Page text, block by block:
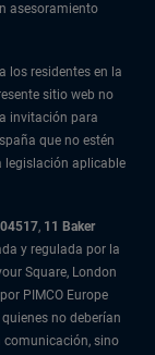
asesoramiento
los residentes en la
sitio web no
invitación para
que no estén
legislación aplicable
, 11 Baker
y regulada por la
Square, London
PIMCO Europe
no deberían
comunicación, sino